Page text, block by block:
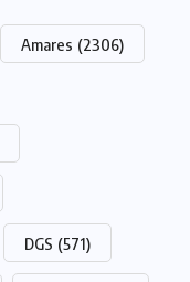
Amares (2306)
DGS (571)